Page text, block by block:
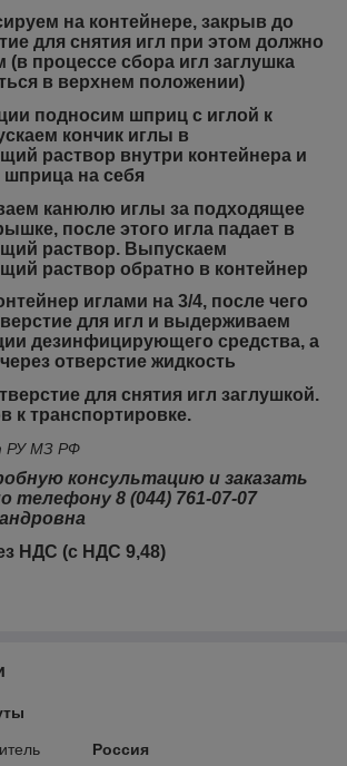
на контейнере, закрыв до
для снятия игл при этом должно
процессе сбора игл заглушка
в верхнем положении)
подносим шприц с иглой к
кончик иглы в
раствор внутри контейнера и
на себя
канюлю иглы за подходящее
после этого игла падает в
раствор. Выпускаем
раствор обратно в контейнер
иглами на 3/4, после чего
для игл и выдерживаем
дезинфицирующего средства, а
отверстие жидкость
для снятия игл заглушкой.
к транспортировке.
РУ МЗ РФ
консультацию и заказать
телефону 8 (044) 761-07-07
НДС (с НДС 9,48)
Россия